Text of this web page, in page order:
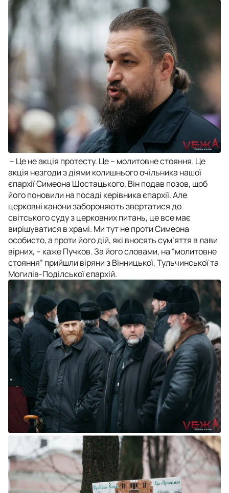
– Це не акція протесту. Це – молитовне стояння. Це
акція незгоди з діями колишнього очільника нашої
єпархії Симеона Шостацького. Він подав позов, щоб
його поновили на посаді керівника єпархії. Але
церковні канони забороняють звертатися до
світського суду з церковних питань, це все має
вирішуватися в храмі. Ми тут не проти Симеона
особисто, а проти його дій, які вносять сум’яття в лави
вірних, – каже Пучков. За його словами, на “молитовне
стояння” прийшли віряни з Вінницької, Тульчинської та
Могилів-Поділської єпархій.